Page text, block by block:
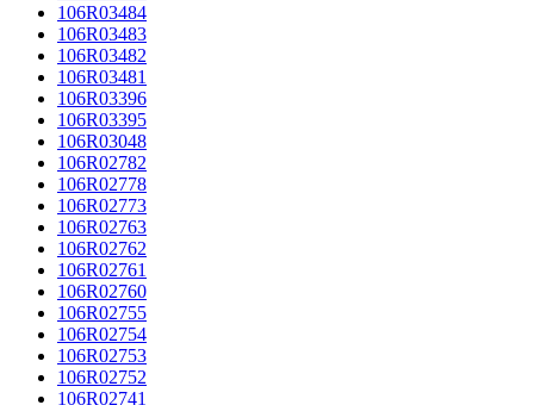
106R03484
106R03483
106R03482
106R03481
106R03396
106R03395
106R03048
106R02782
106R02778
106R02773
106R02763
106R02762
106R02761
106R02760
106R02755
106R02754
106R02753
106R02752
106R02741